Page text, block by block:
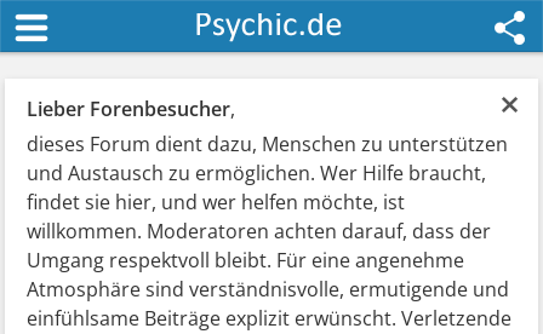
×
Lieber Forenbesucher,
dieses Forum dient dazu, Menschen zu unterstützen
und Austausch zu ermöglichen. Wer Hilfe braucht,
findet sie hier, und wer helfen möchte, ist
willkommen. Moderatoren achten darauf, dass der
Umgang respektvoll bleibt. Für eine angenehme
Atmosphäre sind verständnisvolle, ermutigende und
einfühlsame Beiträge explizit erwünscht. Verletzende